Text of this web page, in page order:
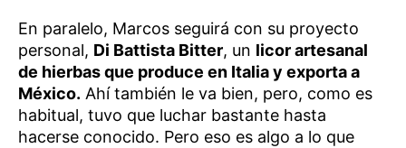
En paralelo, Marcos seguirá con su proyecto
personal, Di Battista Bitter, un licor artesanal
de hierbas que produce en Italia y exporta a
México. Ahí también le va bien, pero, como es
habitual, tuvo que luchar bastante hasta
hacerse conocido. Pero eso es algo a lo que